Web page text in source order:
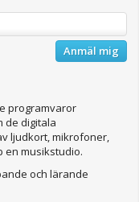
Anmäl mig
programvaror
de digitala
ljudkort, mikrofoner,
en musikstudio.
och lärande